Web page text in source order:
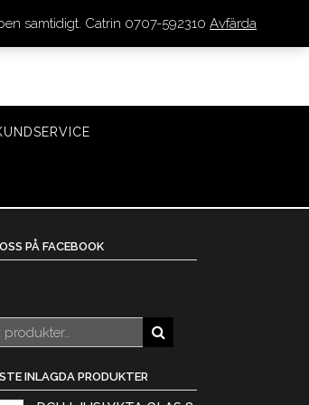
PÅ FACEBOOK
INLAGDA PRODUKTER
samtidigt. Catrin 0707-592310 Avfärda